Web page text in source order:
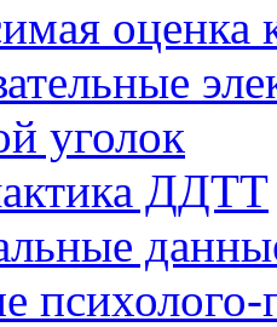
оценка
уголок
ДДТТ